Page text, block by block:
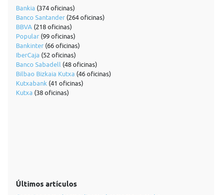
Bankia (374 oficinas)
Banco Santander (264 oficinas)
BBVA (218 oficinas)
Popular (99 oficinas)
Bankinter (66 oficinas)
IberCaja (52 oficinas)
Banco Sabadell (48 oficinas)
Bilbao Bizkaia Kutxa (46 oficinas)
Kutxabank (41 oficinas)
Kutxa (38 oficinas)
Últimos artículos